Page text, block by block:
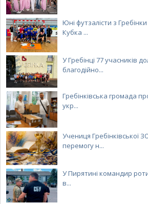
Юні футзалісти з
Кубка ...
У Гребінці 77 учасників
благодійно...
Гребінківська громада
укр...
Учениця Гребінківської
перемогу н...
У Пирятині командир
в...